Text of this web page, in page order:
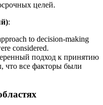
целей.
:
to decision-making
considered.
подход к принятию
что все факторы были